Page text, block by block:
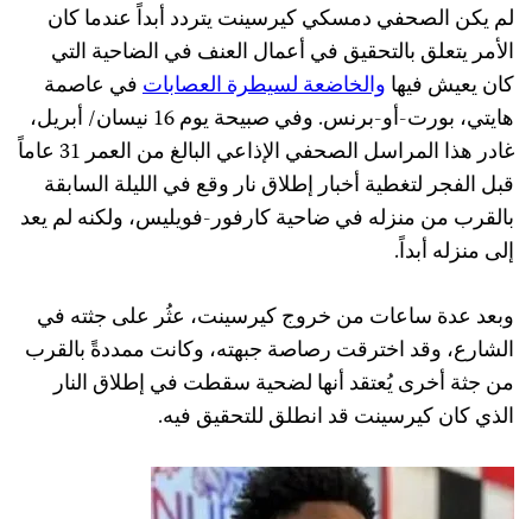
لم يكن الصحفي دمسكي كيرسينت يتردد أبداً عندما كان
الأمر يتعلق بالتحقيق في أعمال العنف في الضاحية التي
كان يعيش فيها والخاضعة لسيطرة العصاباتفي عاصمة
هايتي، بورت-أو-برنس. وفي صبيحة يوم 16 نيسان/ أبريل،
غادر هذا المراسل الصحفي الإذاعي البالغ من العمر 31 عاماً
قبل الفجر لتغطية أخبار إطلاق نار وقع في الليلة السابقة
بالقرب من منزله في ضاحية كارفور-فويليس، ولكنه لم يعد
إلى منزله أبداً.
وبعد عدة ساعات من خروج كيرسينت، عثُر على جثته في
الشارع، وقد اخترقت رصاصة جبهته، وكانت ممددةً بالقرب
من جثة أخرى يُعتقد أنها لضحية سقطت في إطلاق النار
الذي كان كيرسينت قد انطلق للتحقيق فيه.